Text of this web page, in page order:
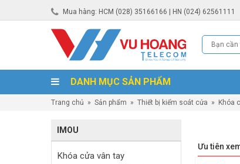
Mua hàng: HCM (028) 35166166 | HN (024) 62561111
DANH MỤC SẢN PHẨM
Trang chủ » Sản phẩm » Thiết bị kiểm soát cửa » Khóa
IMOU
Khóa cửa vân tay
Ưu tiên